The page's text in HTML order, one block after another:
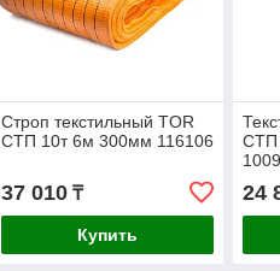
Строп текстильный TOR
СТП 10т 6м 300мм 116106
37 010₸
Купить
СТП
24